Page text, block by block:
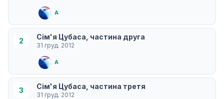
A
2 Сім'я Цубаса, частина друга
31 груд. 2012
A
3 Сім'я Цубаса, частина третя
31 груд. 2012